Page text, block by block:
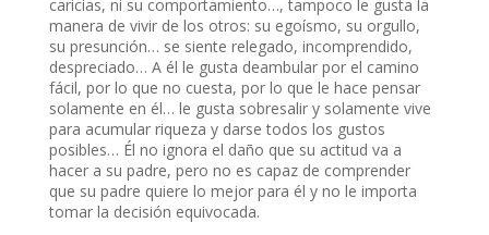
caricias, ni su comportamiento…, tampoco le gusta la
manera de vivir de los otros: su egoísmo, su orgullo,
su presunción… se siente relegado, incomprendido,
despreciado… A él le gusta deambular por el camino
fácil, por lo que no cuesta, por lo que le hace pensar
solamente en él… le gusta sobresalir y solamente vive
para acumular riqueza y darse todos los gustos
posibles… Él no ignora el daño que su actitud va a
hacer a su padre, pero no es capaz de comprender
que su padre quiere lo mejor para él y no le importa
tomar la decisión equivocada.